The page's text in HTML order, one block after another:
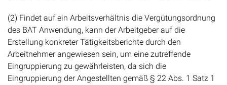
(2) Findet auf ein Arbeitsverhältnis die Vergütungsordnung
des BAT Anwendung, kann der Arbeitgeber auf die
Erstellung konkreter Tätigkeitsberichte durch den
Arbeitnehmer angewiesen sein, um eine zutreffende
Eingruppierung zu gewährleisten, da sich die
Eingruppierung der Angestellten gemäß § 22 Abs. 1 Satz 1